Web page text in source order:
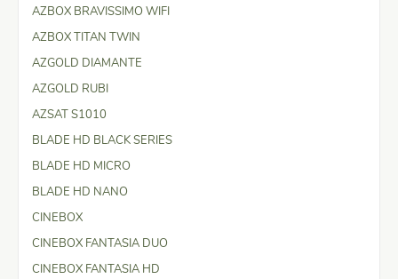
AZBOX BRAVISSIMO WIFI
AZBOX TITAN TWIN
AZGOLD DIAMANTE
AZGOLD RUBI
AZSAT S1010
BLADE HD BLACK SERIES
BLADE HD MICRO
BLADE HD NANO
CINEBOX
CINEBOX FANTASIA DUO
CINEBOX FANTASIA HD